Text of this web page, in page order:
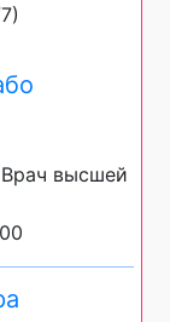
высшей